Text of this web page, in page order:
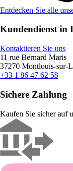
Entdecken Sie alle
Kundendienst in
Kontaktieren Sie uns
11 rue Bernard Maris
37270 Montlouis-sur-
+33 1 86 47 62 58
Sichere Zahlung
Kaufen Sie sicher auf